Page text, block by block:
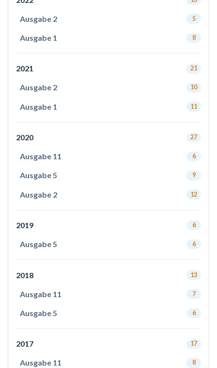
Ausgabe 2 5
Ausgabe 1 8
2021 21
Ausgabe 2 10
Ausgabe 1 11
2020 27
Ausgabe 11 6
Ausgabe 5 9
Ausgabe 2 12
2019 6
Ausgabe 5 6
2018 13
Ausgabe 11 7
Ausgabe 5 6
2017 17
Ausgabe 11 8